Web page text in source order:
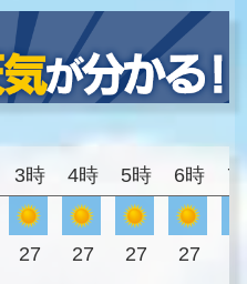
3時 4時 5時 6時 7
27 27 27 27